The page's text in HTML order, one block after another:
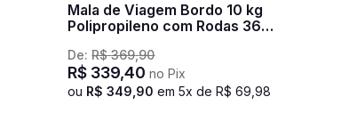
Mala de Viagem Bordo 10 kg
Polipropileno com Rodas 360°
De:R$ 369,90
R$ 339,40 no Pix
ou R$ 349 90 em5x deR$ 69 ,98